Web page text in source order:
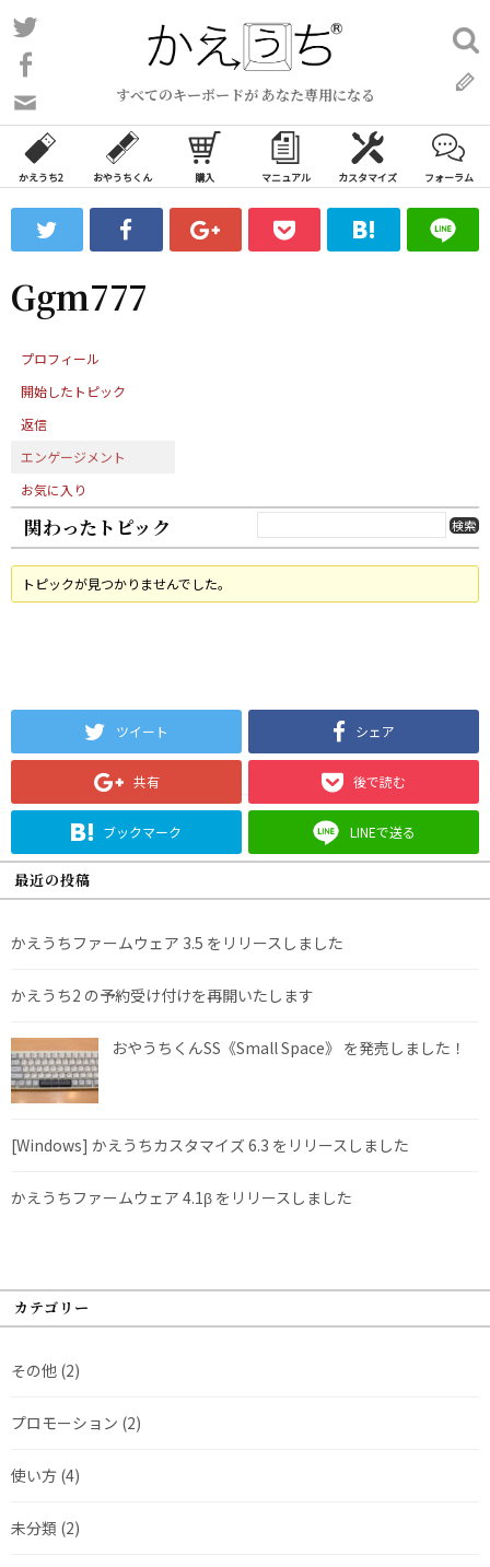
コ
ン
ン
ツ
ス
ッ
すべてのキーボードが あなた専用になる
い
合
わ
フ
ォ
ム
検
索:
かえうち2 おやうちくん 購入 マニュアル カスタマイズ フォーラム
Ggm777
プロフィール
開始したトピック
返信
エンゲージメント
お気に入り
関わったトピック
トピックが見つかりませんでした。
ツイート シェア
共有 後で読む
ブックマーク LINEで送る
最近の投稿
かえうちファームウェア 3.5 をリリースしました
かえうち2 の予約受け付けを再開いたします
おやうちくんSS《Small Space》 を発売しました！
[Windows] かえうちカスタマイズ 6.3 をリリースしました
かえうちファームウェア 4.1β をリリースしました
カテゴリー
その他 (2)
プロモーション (2)
使い方 (4)
未分類 (2)